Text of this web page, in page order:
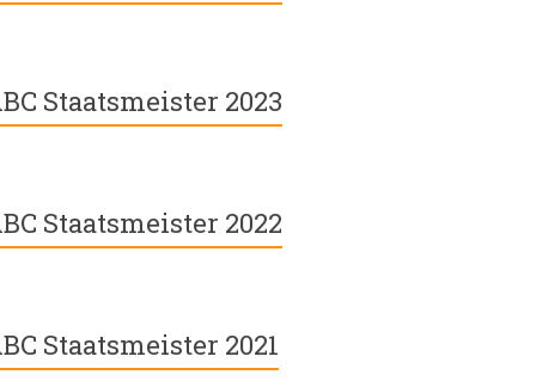
Staatsmeister 2023
Staatsmeister 2022
Staatsmeister 2021